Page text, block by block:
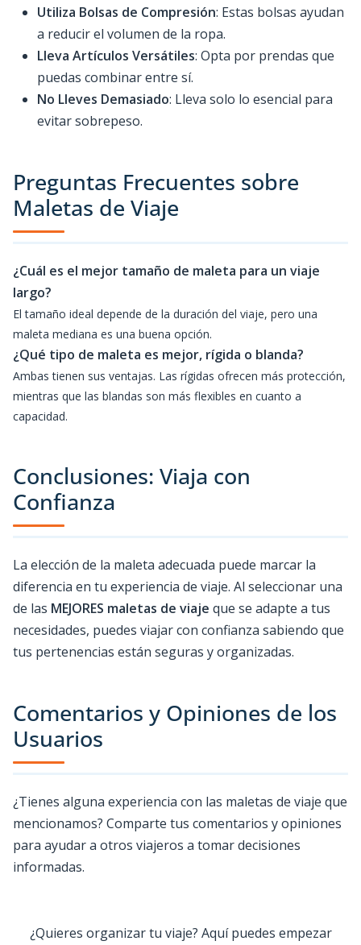
Utiliza Bolsas de Compresión: Estas bolsas ayudan
a reducir el volumen de la ropa.
Lleva Artículos Versátiles: Opta por prendas que
puedas combinar entre sí.
No Lleves Demasiado: Lleva solo lo esencial para
evitar sobrepeso.
Preguntas Frecuentes sobre
Maletas de Viaje
¿Cuál es el mejor tamaño de maleta para un viaje
largo?
El tamaño ideal depende de la duración del viaje, pero una
maleta mediana es una buena opción.
¿Qué tipo de maleta es mejor, rígida o blanda?
Ambas tienen sus ventajas. Las rígidas ofrecen más protección,
mientras que las blandas son más flexibles en cuanto a
capacidad.
Conclusiones: Viaja con
Confianza
La elección de la maleta adecuada puede marcar la
diferencia en tu experiencia de viaje. Al seleccionar una
de las MEJORES maletas de viaje que se adapte a tus
necesidades, puedes viajar con confianza sabiendo que
tus pertenencias están seguras y organizadas.
Comentarios y Opiniones de los
Usuarios
¿Tienes alguna experiencia con las maletas de viaje que
mencionamos? Comparte tus comentarios y opiniones
para ayudar a otros viajeros a tomar decisiones
informadas.
¿Quieres organizar tu viaje? Aquí puedes empezar